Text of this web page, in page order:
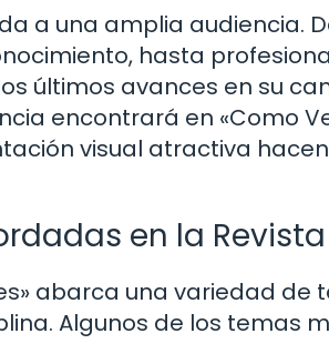
a una amplia audiencia.
hasta
últimos avances en su
encontrará en «Como
visual atractiva
en la Revista
abarca una variedad
Algunos de los temas